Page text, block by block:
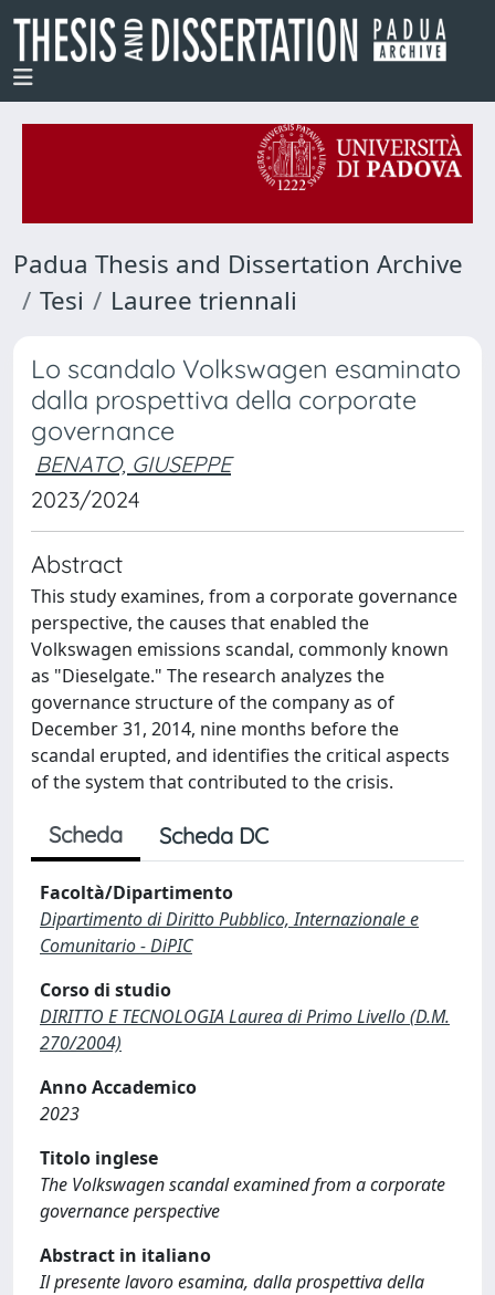
Padua Thesis and Dissertation Archive
Tesi
Lauree triennali
Lo scandalo Volkswagen esaminato
dalla prospettiva della corporate
governance
BENATO, GIUSEPPE
2023/2024
Abstract
This study examines, from a corporate governance
perspective, the causes that enabled the
Volkswagen emissions scandal, commonly known
as "Dieselgate." The research analyzes the
governance structure of the company as of
December 31, 2014, nine months before the
scandal erupted, and identifies the critical aspects
of the system that contributed to the crisis.
Scheda Scheda DC
Facoltà/Dipartimento
Dipartimento di Diritto Pubblico, Internazionale e
Comunitario - DiPIC
Corso di studio
DIRITTO E TECNOLOGIA Laurea di Primo Livello (D.M.
270/2004)
Anno Accademico
2023
Titolo inglese
The Volkswagen scandal examined from a corporate
governance perspective
Abstract in italiano
Il presente lavoro esamina, dalla prospettiva della